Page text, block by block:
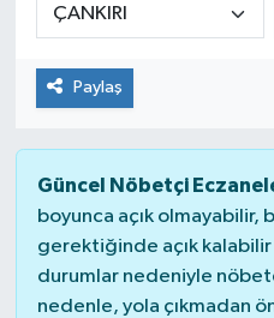
Paylaş
Güncel Nöbetçi
boyunca açık olmayabilir,
gerektiğinde açık
durumlar nedeniyle
nedenle, yola çıkmadan
Genel
Güncel
İlim & İrfan
Kültür & Sanat